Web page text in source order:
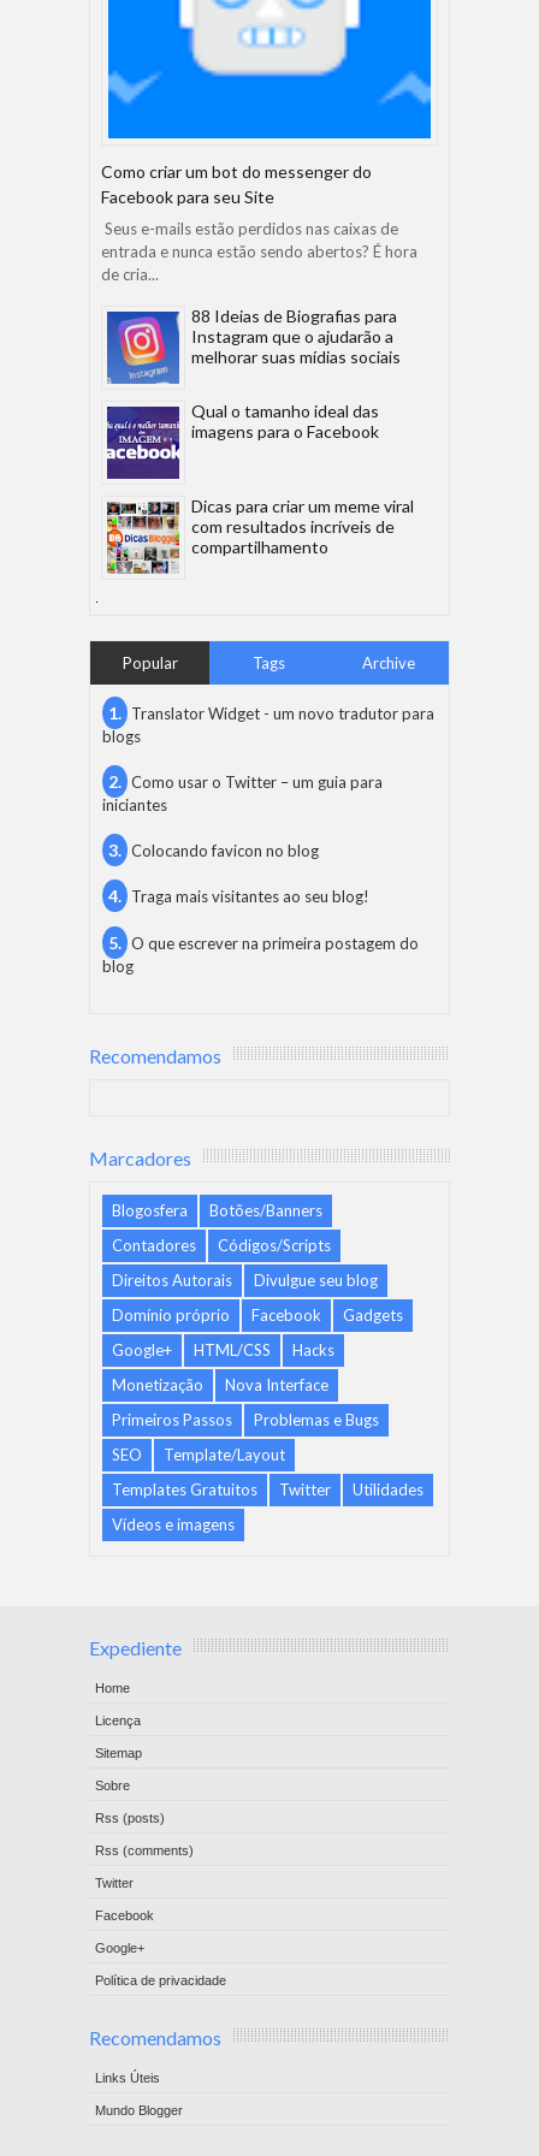
Como criar um bot do messenger do
Facebook para seu Site
Seus e-mails estão perdidos nas caixas de
entrada e nunca estão sendo abertos? É hora
de cria...
88 Ideias de Biografias para
Instagram que o ajudarão a
melhorar suas mídias sociais
Qual o tamanho ideal das
imagens para o Facebook
Dicas para criar um meme viral
com resultados incríveis de
compartilhamento
Popular Tags Archive
Translator Widget - um novo tradutor para
blogs
Como usar o Twitter – um guia para
iniciantes
Colocando favicon no blog
Traga mais visitantes ao seu blog!
O que escrever na primeira postagem do
blog
Recomendamos
Marcadores
Blogosfera
Botões/Banners
Contadores
Códigos/Scripts
Direitos Autorais
Divulgue seu blog
Domínio próprio
Facebook
Gadgets
Google+
HTML/CSS
Hacks
Monetização
Nova Interface
Primeiros Passos
Problemas e Bugs
SEO
Template/Layout
Templates Gratuitos
Twitter
Utilidades
Vídeos e imagens
Expediente
Home
Licença
Sitemap
Sobre
Rss (posts)
Rss (comments)
Twitter
Facebook
Google+
Política de privacidade
Recomendamos
Links Úteis
Mundo Blogger